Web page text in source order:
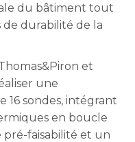
du bâtiment tout
durabilité de la
et
une
16 sondes, intégrant
en boucle
faisabilité et un